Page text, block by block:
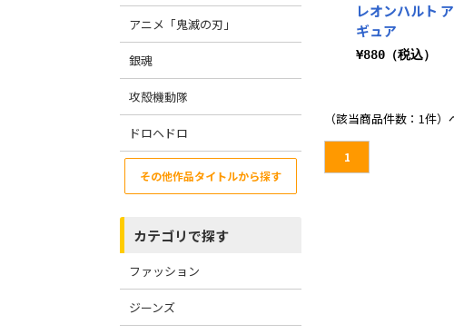
アニメ「鬼滅の刃」
銀魂
攻殻機動隊
ドロヘドロ
その他作品タイトルから探す
カテゴリで探す
ファッション
ジーンズ
レオンハルト
ギュア
¥880（税込）
（該当商品件数：1件
1